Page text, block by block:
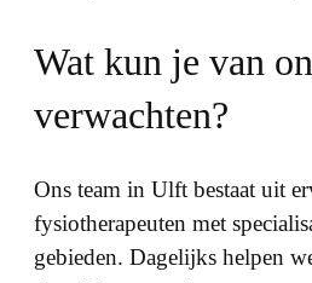
Wat kun je van
verwachten?
Ons team in Ulft bestaat uit
fysiotherapeuten met
gebieden. Dagelijks helpen